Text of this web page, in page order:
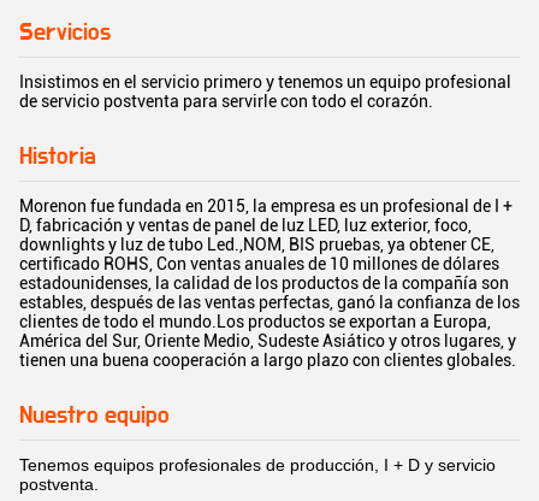
Servicios
Insistimos en el servicio primero y tenemos un equipo profesional
de servicio postventa para servirle con todo el corazón.
Historia
Morenon fue fundada en 2015, la empresa es un profesional de I +
D, fabricación y ventas de panel de luz LED, luz exterior, foco,
downlights y luz de tubo Led.,NOM, BIS pruebas, ya obtener CE,
certificado ROHS, Con ventas anuales de 10 millones de dólares
estadounidenses, la calidad de los productos de la compañía son
estables, después de las ventas perfectas, ganó la confianza de los
clientes de todo el mundo.Los productos se exportan a Europa,
América del Sur, Oriente Medio, Sudeste Asiático y otros lugares, y
tienen una buena cooperación a largo plazo con clientes globales.
Nuestro equipo
Tenemos equipos profesionales de producción, I + D y servicio
postventa.